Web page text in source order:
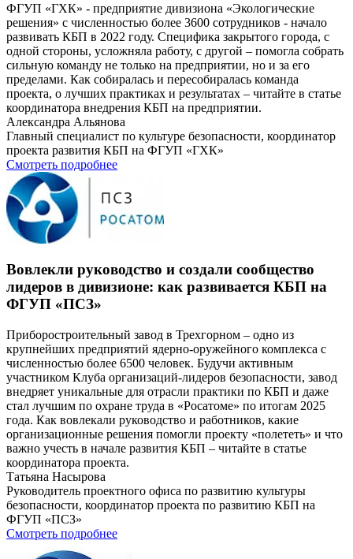
ФГУП «ГХК» - предприятие дивизиона «Экологические
решения» с численностью более 3600 сотрудников - начало
развивать КБП в 2022 году. Специфика закрытого города, с
одной стороны, усложняла работу, с другой – помогла собрать
сильную команду не только на предприятии, но и за его
пределами. Как собиралась и пересобиралась команда
проекта, о лучших практиках и результатах – читайте в статье
координатора внедрения КБП на предприятии.
Александра Альянова
Главный специалист по культуре безопасности, координатор
проекта развития КБП на ФГУП «ГХК»
Смотреть подробнее
Вовлекли руководство и создали сообщество
лидеров в дивизионе: как развивается КБП на
ФГУП «ПСЗ»
Приборостроительный завод в Трехгорном – одно из
крупнейших предприятий ядерно-оружейного комплекса с
численностью более 6500 человек. Будучи активным
участником Клуба организаций-лидеров безопасности, завод
внедряет уникальные для отрасли практики по КБП и даже
стал лучшим по охране труда в «Росатоме» по итогам 2025
года. Как вовлекали руководство и работников, какие
организационные решения помогли проекту «полететь» и что
важно учесть в начале развития КБП – читайте в статье
координатора проекта.
Татьяна Насырова
Руководитель проектного офиса по развитию культуры
безопасности, координатор проекта по развитию КБП на
ФГУП «ПСЗ»
Смотреть подробнее